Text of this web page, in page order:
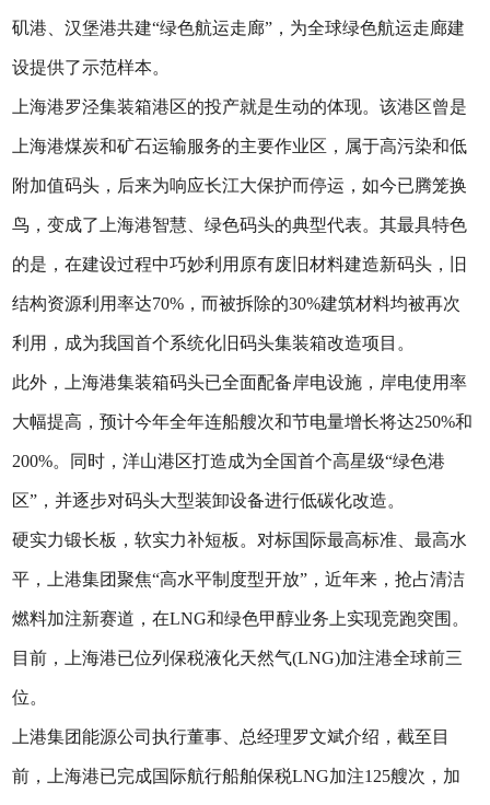
矶港、汉堡港共建“绿色航运走廊”，为全球绿色航运走廊建
设提供了示范样本。
上海港罗泾集装箱港区的投产就是生动的体现。该港区曾是
上海港煤炭和矿石运输服务的主要作业区，属于高污染和低
附加值码头，后来为响应长江大保护而停运，如今已腾笼换
鸟，变成了上海港智慧、绿色码头的典型代表。其最具特色
的是，在建设过程中巧妙利用原有废旧材料建造新码头，旧
结构资源利用率达70%，而被拆除的30%建筑材料均被再次
利用，成为我国首个系统化旧码头集装箱改造项目。
此外，上海港集装箱码头已全面配备岸电设施，岸电使用率
大幅提高，预计今年全年连船艘次和节电量增长将达250%和
200%。同时，洋山港区打造成为全国首个高星级“绿色港
区”，并逐步对码头大型装卸设备进行低碳化改造。
硬实力锻长板，软实力补短板。对标国际最高标准、最高水
平，上港集团聚焦“高水平制度型开放”，近年来，抢占清洁
燃料加注新赛道，在LNG和绿色甲醇业务上实现竞跑突围。
目前，上海港已位列保税液化天然气(LNG)加注港全球前三
位。
上港集团能源公司执行董事、总经理罗文斌介绍，截至目
前，上海港已完成国际航行船舶保税LNG加注125艘次，加